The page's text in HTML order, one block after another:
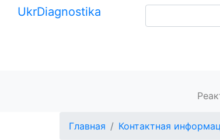
UkrDiagnostika
Главная Контактная